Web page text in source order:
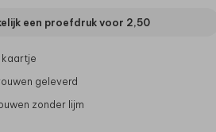
een proefdruk voor 2,50
kaartje
geleverd
zonder lijm